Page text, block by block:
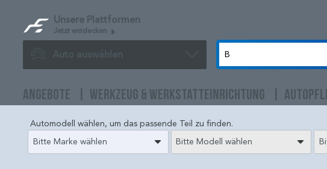
Unsere Plattformen
Jetzt entdecken
Auto auswählen
ANGEBOTE WERKZEUG & WERKSTATTEINRICHTUNG
Automodell wählen, um das passende Teil zu finden.
Bitte Marke wählen
Bitte Modell wählen